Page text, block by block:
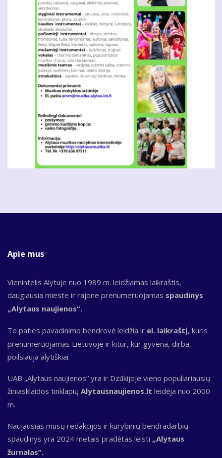
Apie mus
Vienintelis Alytuje nuo 1989 m. leidžiamas laikraštis,
daugiausia mieste ir rajone prenumeruojamas spaudinys
„Alytaus naujienos“.
To paties pavadinimo bendrovė leidžia ir el. laikraštį, kuris
prenumeruojamas Lietuvoje ir kitur, kur gyvena, dirba,
poilsiauja alytiškiai.
UAB „Alytaus naujienos“ yra ir Dzūkijoje vieno populiariausių
žiniasklaidos tinklapių Alytausnaujienos.lt leidėja nuo 2000
m.
Naujausias mūsų redakcijos ir kūrybinių bendradarbių
spaudinys yra 2024 metais pradėtas leisti „Alytaus
žurnalas“.